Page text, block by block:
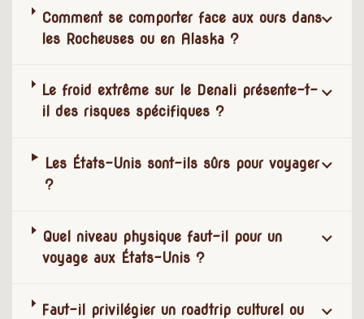
Comment se comporter face aux ours dans
les Rocheuses ou en Alaska ?
Le froid extrême sur le Denali présente-t-
il des risques spécifiques ?
Les États-Unis sont-ils sûrs pour voyager
?
Quel niveau physique faut-il pour un
voyage aux États-Unis ?
Faut-il privilégier un roadtrip culturel ou